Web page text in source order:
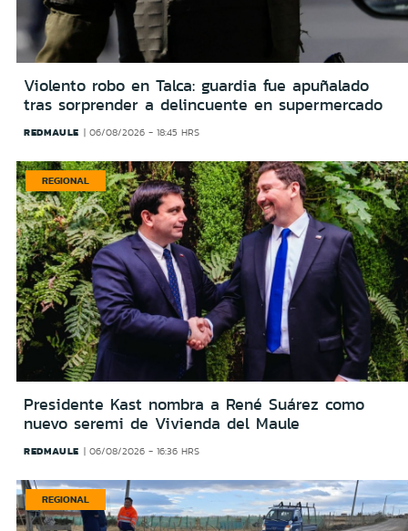
Violento robo en Talca: guardia fue apuñalado
tras sorprender a delincuente en supermercado
REDMAULE 06/08/2026 - 18:45 HRS
REGIONAL
Presidente Kast nombra a René Suárez como
nuevo seremi de Vivienda del Maule
REDMAULE 06/08/2026 - 16:36 HRS
REGIONAL